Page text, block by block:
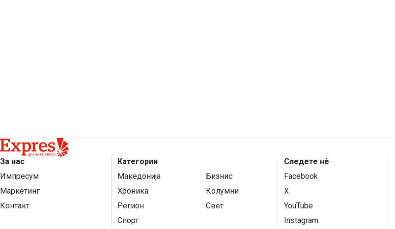
За нас
Импресум
Маркетинг
Контакт
Категории
Македонија
Бизнис
Хроника
Колумни
Регион
Свет
Спорт
Следете нѐ
Facebook
X
YouTube
Instagram